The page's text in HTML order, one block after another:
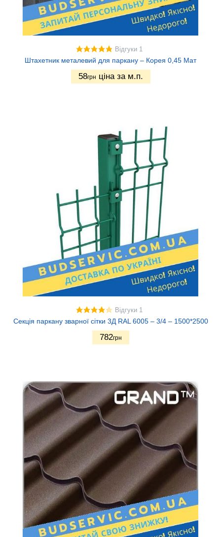
Відгуки 1
Штахетник металевий для паркану – Корея 0,45 Мат
58грн ціна за м.п.
Відгуки 1
Секція паркану зварної сітки 3Д RAL 6005 – 3/4 – 1500*2500
782грн